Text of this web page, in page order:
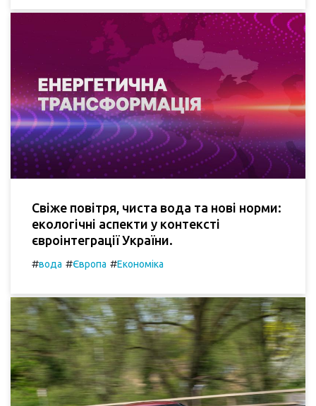
Свіже повітря, чиста вода та нові норми:
екологічні аспекти у контексті
євроінтеграції України.
#вода #Європа #Економіка